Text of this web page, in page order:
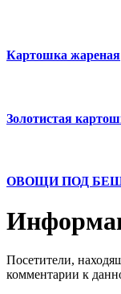
Картошка жареная
Золотистая
ОВОЩИ ПОД
Посетители,
комментарии к